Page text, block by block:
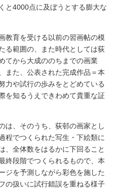
と4000点に及ぼうとする膨大な
教育を受ける以前の習画帖の模
る範囲の、また時代としては荻
てから大成ののちまでの画業
また、公表された完成作品＝本
力や試行の歩みをとどめている
を知るうえできわめて貴重な証
は、そのうち、荻邨の画家とし
程でつくられた写生・下絵類に
、全体数をはるかに下回ること
終段階でつくられるもので、本
ジを予測しながら彩色を施した
の扱いに試行錯誤を重ねる様子